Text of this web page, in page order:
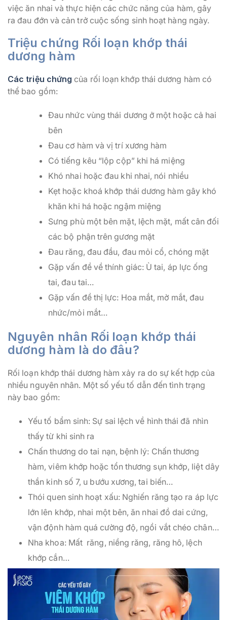
việc ăn nhai và thực hiện các chức năng của hàm, gây
ra đau đớn và cản trở cuộc sống sinh hoạt hàng ngày.
Triệu chứng Rối loạn khớp thái
dương hàm
Các triệu chứng của rối loạn khớp thái dương hàm có
thể bao gồm:
Đau nhức vùng thái dương ở một hoặc cả hai
bên
Đau cơ hàm và vị trí xương hàm
Có tiếng kêu “lộp cộp” khi há miệng
Khó nhai hoặc đau khi nhai, nói nhiều
Kẹt hoặc khoá khớp thái dương hàm gây khó
khăn khi há hoặc ngậm miệng
Sưng phù một bên mặt, lệch mặt, mất cân đối
các bộ phận trên gương mặt
Đau răng, đau đầu, đau mỏi cổ, chóng mặt
Gặp vấn đề về thính giác: Ù tai, áp lực ống
tai, đau tai…
Gặp vấn đề thị lực: Hoa mắt, mờ mắt, đau
nhức/mỏi mắt…
Nguyên nhân Rối loạn khớp thái
dương hàm là do đâu?
Rối loạn khớp thái dương hàm xảy ra do sự kết hợp của
nhiều nguyên nhân. Một số yếu tố dẫn đến tình trạng
này bao gồm:
Yếu tố bẩm sinh: Sự sai lệch về hình thái đã nhìn
thấy từ khi sinh ra
Chấn thương do tai nạn, bệnh lý: Chấn thương
hàm, viêm khớp hoặc tổn thương sụn khớp, liệt dây
thần kinh số 7, u bướu xương, tai biến…
Thói quen sinh hoạt xấu: Nghiến răng tạo ra áp lực
lớn lên khớp, nhai một bên, ăn nhai đồ dai cứng,
vận độnh hàm quá cường độ, ngồi vắt chéo chân…
Nha khoa: Mất răng, niềng răng, răng hô, lệch
khớp cắn…